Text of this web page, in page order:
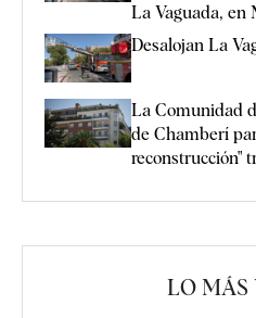
La Vaguada, en
Desalojan La
La Comunidad
de Chamberí
reconstrucción"
LO MÁS